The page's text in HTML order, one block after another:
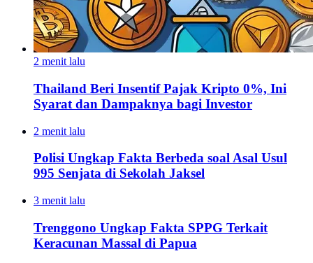
2 menit lalu
Thailand Beri Insentif Pajak Kripto 0%, Ini
Syarat dan Dampaknya bagi Investor
2 menit lalu
Polisi Ungkap Fakta Berbeda soal Asal Usul
995 Senjata di Sekolah Jaksel
3 menit lalu
Trenggono Ungkap Fakta SPPG Terkait
Keracunan Massal di Papua